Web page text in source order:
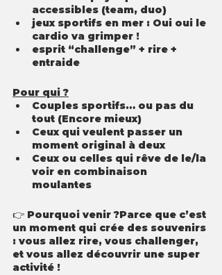
accessibles (team, duo)
jeux sportifs en mer : Oui oui le
cardio va grimper !
esprit “challenge” + rire +
entraide
Pour qui ?
Couples sportifs… ou pas du
tout (Encore mieux)
Ceux qui veulent passer un
moment original à deux
Ceux ou celles qui rêve de le/la
voir en combinaison
moulantes
👉 Pourquoi venir ?Parce que c’est
un moment qui crée des souvenirs
: vous allez rire, vous challenger,
et vous allez découvrir une super
activité !